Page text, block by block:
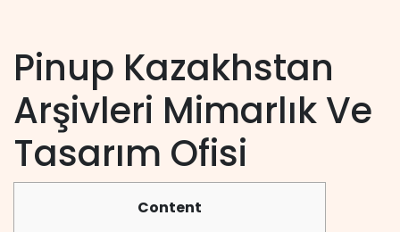
Pinup Kazakhstan
Arşivleri Mimarlık Ve
Tasarım Ofisi
Content